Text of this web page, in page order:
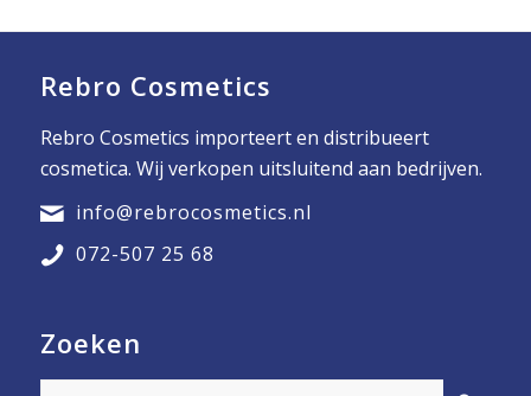
Rebro Cosmetics
Rebro Cosmetics importeert en distribueert
cosmetica. Wij verkopen uitsluitend aan bedrijven.
info@rebrocosmetics.nl
072-507 25 68
Zoeken